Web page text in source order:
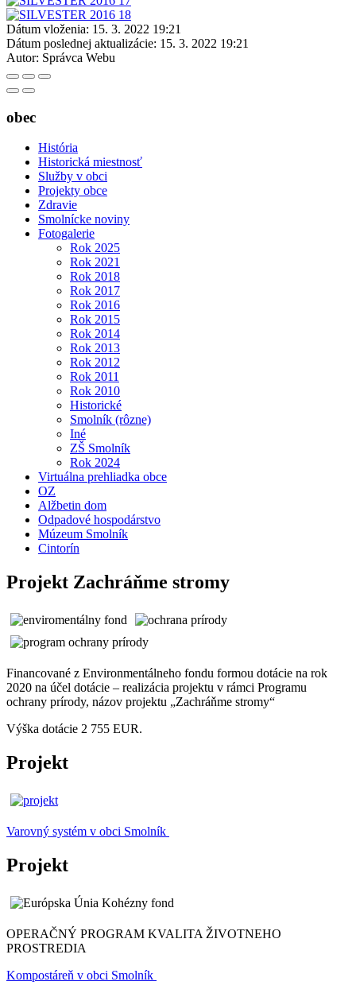
Dátum vloženia: 15. 3. 2022 19:21
Dátum poslednej aktualizácie: 15. 3. 2022 19:21
Autor: Správca Webu
obec
História
Historická miestnosť
Služby v obci
Projekty obce
Zdravie
Smolnícke noviny
Fotogalerie
Rok 2025
Rok 2021
Rok 2018
Rok 2017
Rok 2016
Rok 2015
Rok 2014
Rok 2013
Rok 2012
Rok 2011
Rok 2010
Historické
Smolník (rôzne)
Iné
ZŠ Smolník
Rok 2024
Virtuálna prehliadka obce
OZ
Alžbetin dom
Odpadové hospodárstvo
Múzeum Smolník
Cintorín
Projekt Zachráňme stromy
Financované z Environmentálneho fondu formou dotácie na rok
2020 na účel dotácie – realizácia projektu v rámci Programu
ochrany prírody, názov projektu „Zachráňme stromy“
Výška dotácie 2 755 EUR.
Projekt
Varovný systém v obci Smolník
Projekt
OPERAČNÝ PROGRAM KVALITA ŽIVOTNEHO
PROSTREDIA
Kompostáreň v obci Smolník